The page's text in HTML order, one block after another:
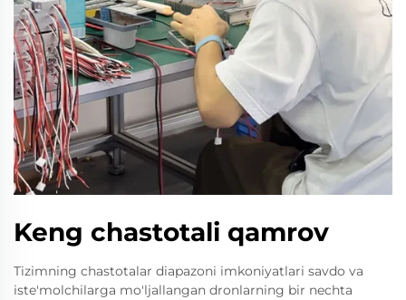
Keng chastotali qamrov
Tizimning chastotalar diapazoni imkoniyatlari savdo va
iste'molchilarga mo'ljallangan dronlarning bir nechta